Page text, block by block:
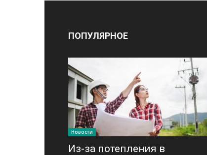
ПОПУЛЯРНОЕ
Новости
Из-за потепления в